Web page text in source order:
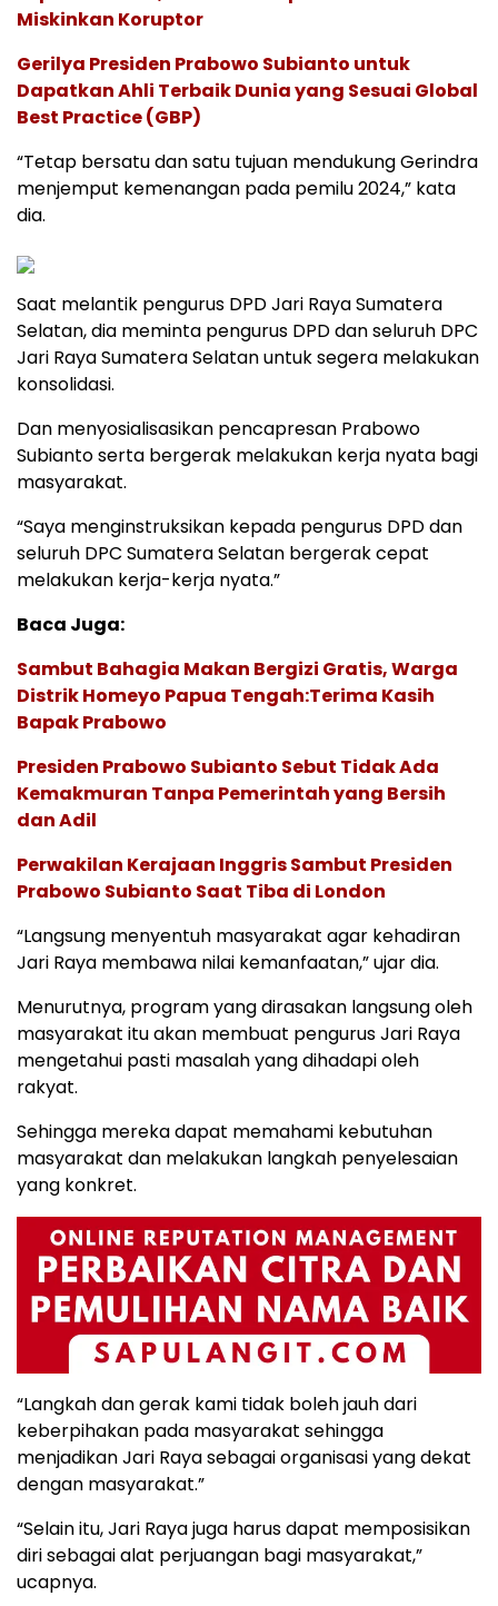
Miskinkan Koruptor
Gerilya Presiden Prabowo Subianto untuk
Dapatkan Ahli Terbaik Dunia yang Sesuai Global
Best Practice (GBP)
“Tetap bersatu dan satu tujuan mendukung Gerindra
menjemput kemenangan pada pemilu 2024,” kata
dia.
Saat melantik pengurus DPD Jari Raya Sumatera
Selatan, dia meminta pengurus DPD dan seluruh DPC
Jari Raya Sumatera Selatan untuk segera melakukan
konsolidasi.
Dan menyosialisasikan pencapresan Prabowo
Subianto serta bergerak melakukan kerja nyata bagi
masyarakat.
“Saya menginstruksikan kepada pengurus DPD dan
seluruh DPC Sumatera Selatan bergerak cepat
melakukan kerja-kerja nyata.”
Baca Juga:
Sambut Bahagia Makan Bergizi Gratis, Warga
Distrik Homeyo Papua Tengah:Terima Kasih
Bapak Prabowo
Presiden Prabowo Subianto Sebut Tidak Ada
Kemakmuran Tanpa Pemerintah yang Bersih
dan Adil
Perwakilan Kerajaan Inggris Sambut Presiden
Prabowo Subianto Saat Tiba di London
“Langsung menyentuh masyarakat agar kehadiran
Jari Raya membawa nilai kemanfaatan,” ujar dia.
Menurutnya, program yang dirasakan langsung oleh
masyarakat itu akan membuat pengurus Jari Raya
mengetahui pasti masalah yang dihadapi oleh
rakyat.
Sehingga mereka dapat memahami kebutuhan
masyarakat dan melakukan langkah penyelesaian
yang konkret.
“Langkah dan gerak kami tidak boleh jauh dari
keberpihakan pada masyarakat sehingga
menjadikan Jari Raya sebagai organisasi yang dekat
dengan masyarakat.”
“Selain itu, Jari Raya juga harus dapat memposisikan
diri sebagai alat perjuangan bagi masyarakat,”
ucapnya.